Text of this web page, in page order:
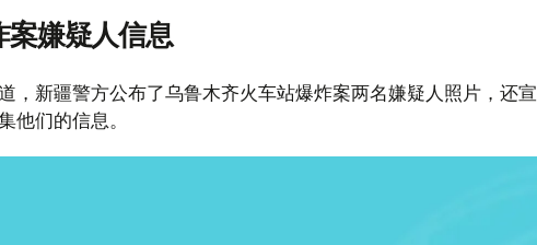
嫌疑人信息
，新疆警方公布了乌鲁木齐火车站爆炸案两名嫌疑人照片，还宣
他们的信息。